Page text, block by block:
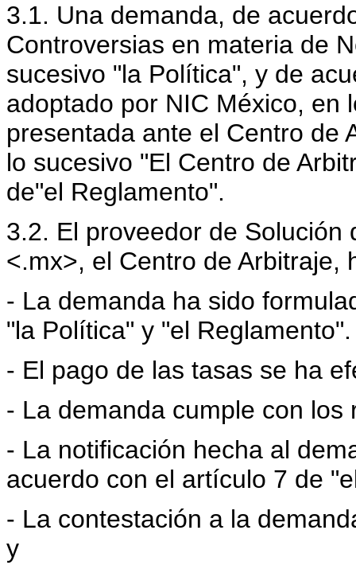
3.1. Una demanda, de
Controversias en materia de
sucesivo "la Política", y de
adoptado por NIC México, en
presentada ante el Centro de
lo sucesivo "El Centro de
de"el Reglamento".
3.2. El proveedor de
<.mx>, el Centro de Arbitraje,
- La demanda ha sido
"la Política" y "el Reglamento".
- El pago de las tasas se ha
- La demanda cumple con los
- La notificación hecha al
acuerdo con el artículo 7 de
- La contestación a la
y